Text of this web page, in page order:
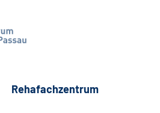
Rehafachzentrum